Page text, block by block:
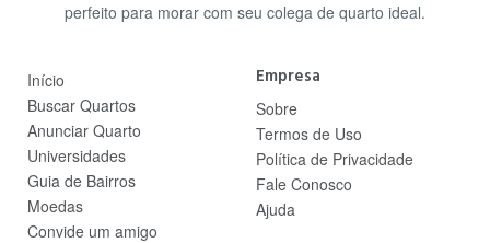
perfeito para morar com seu colega de quarto ideal.
Início
Buscar Quartos
Anunciar Quarto
Universidades
Guia de Bairros
Moedas
Convide um amigo
Empresa
Sobre
Termos de Uso
Política de Privacidade
Fale Conosco
Ajuda